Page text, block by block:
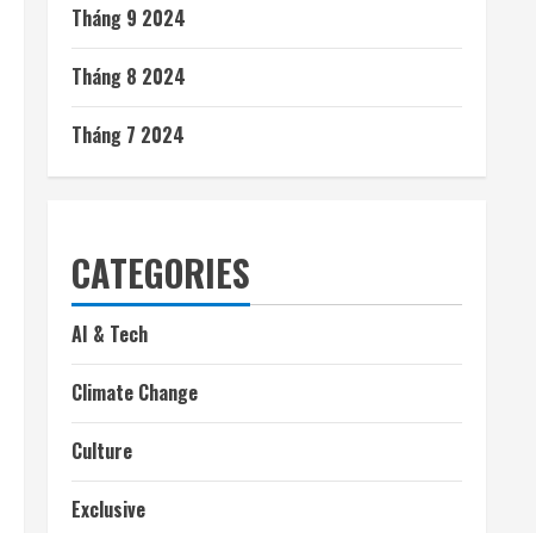
Tháng 9 2024
Tháng 8 2024
Tháng 7 2024
CATEGORIES
AI & Tech
Climate Change
Culture
Exclusive